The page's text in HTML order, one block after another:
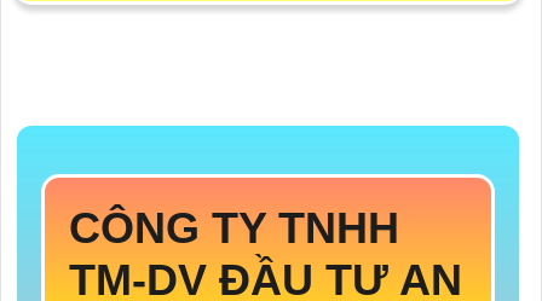
CÔNG TY TNHH
TM-DV ĐẦU TƯ AN